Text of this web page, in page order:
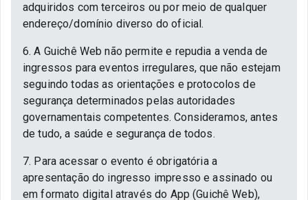
adquiridos com terceiros ou por meio de qualquer
endereço/domínio diverso do oficial.
6. A Guichê Web não permite e repudia a venda de
ingressos para eventos irregulares, que não estejam
seguindo todas as orientações e protocolos de
segurança determinados pelas autoridades
governamentais competentes. Consideramos, antes
de tudo, a saúde e segurança de todos.
7. Para acessar o evento é obrigatória a
apresentação do ingresso impresso e assinado ou
em formato digital através do App (Guichê Web),